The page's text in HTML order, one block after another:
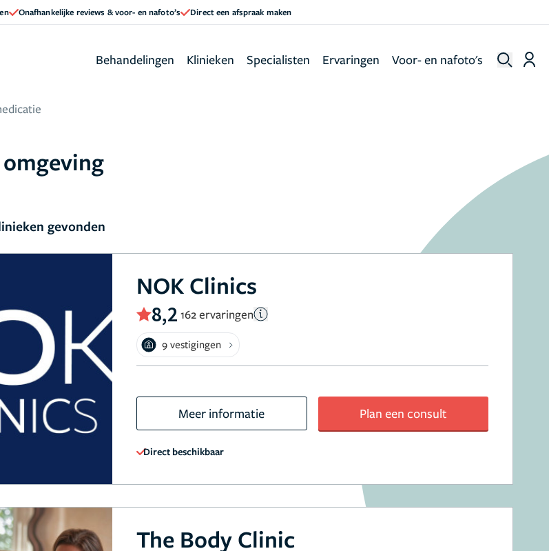
Onafhankelijke reviews & voor- en nafoto’s Direct een afspraak maken
Behandelingen Klinieken Specialisten Ervaringen Voor- en nafoto's
gevonden
NOK Clinics
8,2 162 ervaringen
9 vestigingen
Meer informatie Plan een consult
Direct beschikbaar
The Body Clinic